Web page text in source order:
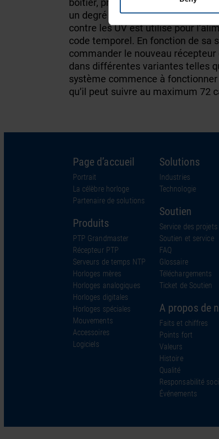
un degré de protection contre les
contre les UV est utilisé pour
code temporel. En fonction de sa
commander le nouveau
dans différentes variantes telles
système commence à
qu’il peut suivre au maximum 72
Page d’accueil
Portrait
La célèbre horloge
Partenaire de solutions
Produits
PTP Grandmaster
Récepteur PTP
Serveurs de temps NTP
Horloges mères
Horloges analogiques
Horloges digitales
Horloges spéciales
Mouvements
Accessoires
Logiciels
Solutions
Industries
Technologie
Soutien
Service des projets
Soutien et service
FAQ
Glossaire
Téléchargements
Ticket de Soutien
A propos de
Faits et chiffres
Points fort
Valeurs
Histoire
Qualité
Responsabilité
Événements